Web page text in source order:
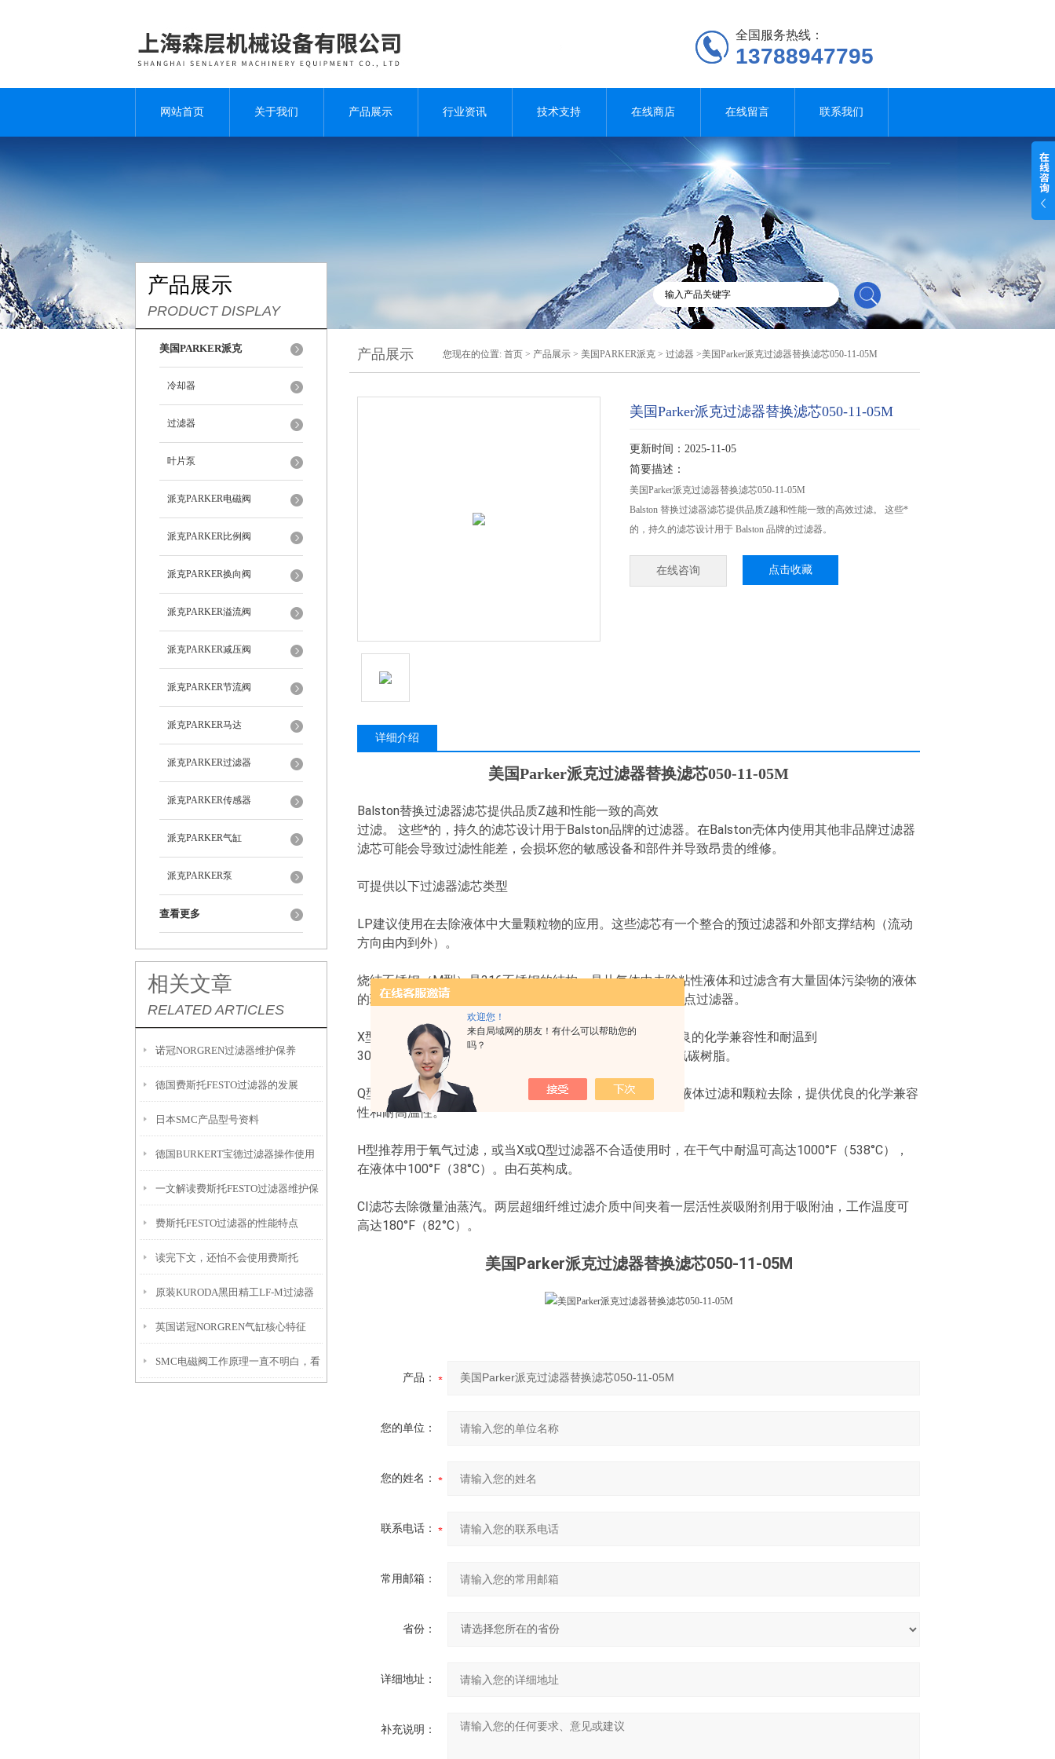
欢迎您！
来自局域网的朋友！有什么可以帮助您的
吗？
全国服务热线：
13788947795
网站首页 关于我们 产品展示 行业资讯 技术支持 在线商店 在线留言 联系我们
产品展示
PRODUCT DISPLAY
美国PARKER派克
冷却器
过滤器
叶片泵
派克PARKER电磁阀
派克PARKER比例阀
派克PARKER换向阀
派克PARKER溢流阀
派克PARKER减压阀
派克PARKER节流阀
派克PARKER马达
派克PARKER过滤器
派克PARKER传感器
派克PARKER气缸
派克PARKER泵
查看更多
相关文章
RELATED ARTICLES
诺冠NORGREN过滤器维护保养
德国费斯托FESTO过滤器的发展
日本SMC产品型号资料
德国BURKERT宝德过滤器操作使用
说明
一文解读费斯托FESTO过滤器维护保
养的方法
费斯托FESTO过滤器的性能特点
读完下文，还怕不会使用费斯托
FESTO过滤器么？
原装KURODA黑田精工LF-M过滤器
解析
英国诺冠NORGREN气缸核心特征
SMC电磁阀工作原理一直不明白，看
产品展示 您现在的位置: 首页 > 产品展示 > 美国PARKER派克 > 过滤器 >美国Parker派克过滤器替换滤芯050-11-05M
美国Parker派克过滤器替换滤芯050-11-05M
更新时间：2025-11-05
简要描述：
美国Parker派克过滤器替换滤芯050-11-05M
Balston 替换过滤器滤芯提供品质Z越和性能一致的高效过滤。 这些*
的，持久的滤芯设计用于 Balston 品牌的过滤器。
在线咨询 点击收藏
详细介绍
美国Parker派克过滤器替换滤芯050-11-05M
Balston替换过滤器滤芯提供品质Z越和性能一致的高效
过滤。 这些*的，持久的滤芯设计用于Balston品牌的过滤器。在Balston壳体内使用其他非品牌过滤器
滤芯可能会导致过滤性能差，会损坏您的敏感设备和部件并导致昂贵的维修。
可提供以下过滤器滤芯类型
LP建议使用在去除液体中大量颗粒物的应用。这些滤芯有一个整合的预过滤器和外部支撑结构（流动
方向由内到外）。
烧结不锈钢（M型）是316不锈钢的结构，是从气体中去除粘性液体和过滤含有大量固体污染物的液体
的理想选择。它们可以被用来作为预过滤器和高效最终使用点过滤器。
X型用于从气体中除去固体颗粒和大量悬浮液体，并提供优良的化学兼容性和耐温到
300°F（150°C）。厚滤芯提供理想的凝聚效率。粘合剂是氟碳树脂。
Q型用于从气体中除去固体和微量液体，这些滤芯也适用于液体过滤和颗粒去除，提供优良的化学兼容
性和耐高温性。
H型推荐用于氧气过滤，或当X或Q型过滤器不合适使用时，在干气中耐温可高达1000°F（538°C），
在液体中100°F（38°C）。由石英构成。
CI滤芯去除微量油蒸汽。两层超细纤维过滤介质中间夹着一层活性炭吸附剂用于吸附油，工作温度可
高达180°F（82°C）。
美国Parker派克过滤器替换滤芯050-11-05M
产品：
您的单位：
您的姓名：
联系电话：
常用邮箱：
省份：
详细地址：
补充说明：